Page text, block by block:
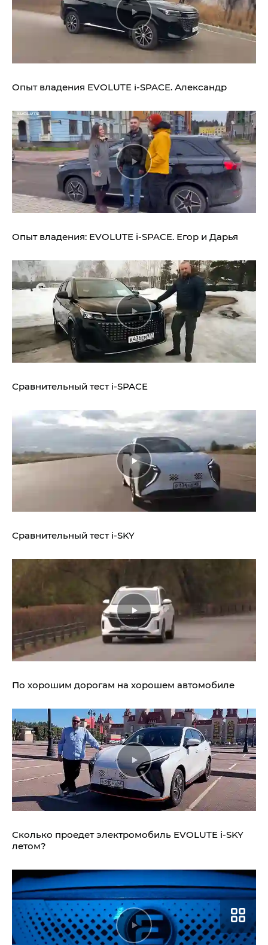
Опыт владения EVOLUTE i‑SPACE. Александр
Опыт владения: EVOLUTE i‑SPACE. Егор и Дарья
Сравнительный тест i‑SPACE
Сравнительный тест i‑SKY
По хорошим дорогам на хорошем автомобиле
Сколько проедет электромобиль EVOLUTE i‑SKY
летом?